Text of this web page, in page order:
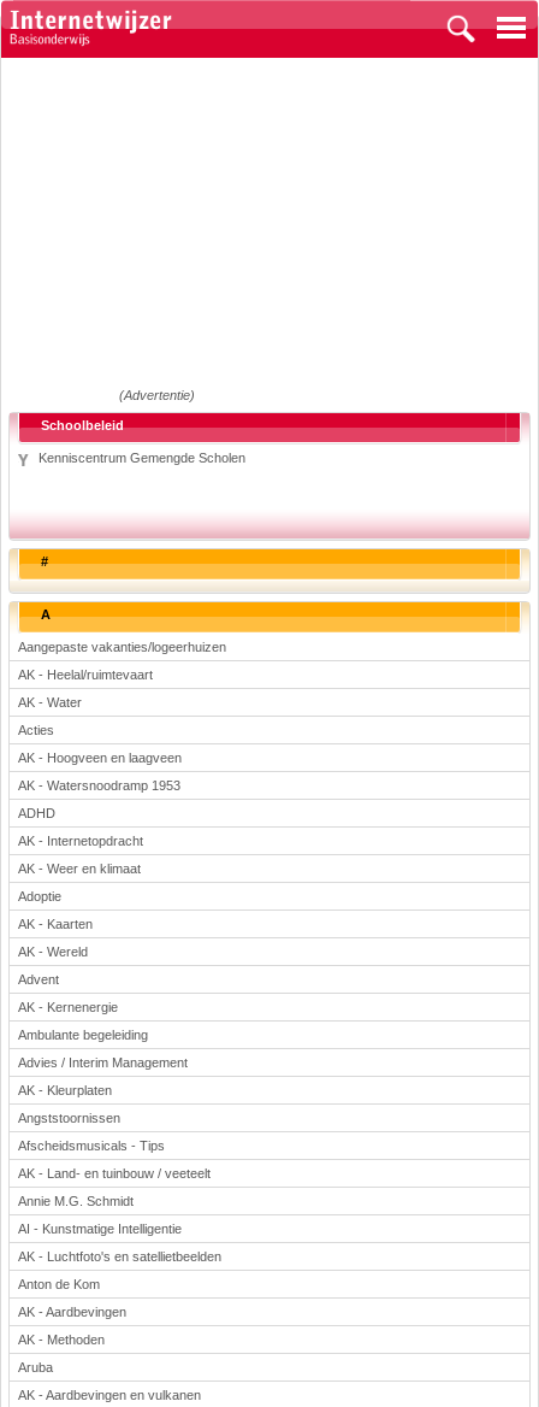
(Advertentie)
Schoolbeleid
Kenniscentrum Gemengde Scholen
#
A
Aangepaste vakanties/logeerhuizen
AK - Heelal/ruimtevaart
AK - Water
Acties
AK - Hoogveen en laagveen
AK - Watersnoodramp 1953
ADHD
AK - Internetopdracht
AK - Weer en klimaat
Adoptie
AK - Kaarten
AK - Wereld
Advent
AK - Kernenergie
Ambulante begeleiding
Advies / Interim Management
AK - Kleurplaten
Angststoornissen
Afscheidsmusicals - Tips
AK - Land- en tuinbouw / veeteelt
Annie M.G. Schmidt
AI - Kunstmatige Intelligentie
AK - Luchtfoto's en satellietbeelden
Anton de Kom
AK - Aardbevingen
AK - Methoden
Aruba
AK - Aardbevingen en vulkanen